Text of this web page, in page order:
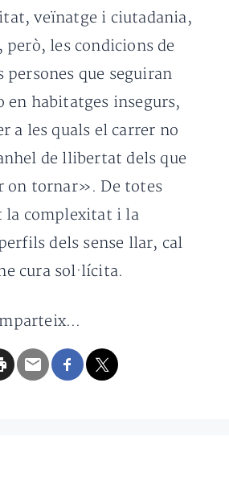
veïnatge i ciutadania,
però, les condicions de
persones que seguiran
en habitatges insegurs,
a les quals el carrer no
de llibertat dels que
on tornar». De totes
la complexitat i la
dels sense llar, cal
cura sol·lícita.